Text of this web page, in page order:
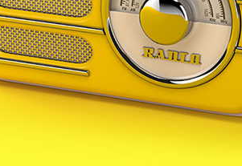
mesos diversos espectacles
dels Dies Feiners va ser
farcit de danses catalanes,
de Gombrèn, les Majorales